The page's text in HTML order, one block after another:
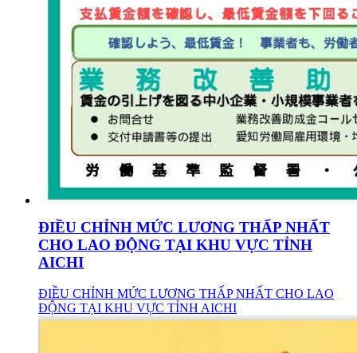
ĐIỀU CHỈNH MỨC LƯƠNG THẤP NHẤT
CHO LAO ĐỘNG TẠI KHU VỰC TỈNH
AICHI
ĐIỀU CHỈNH MỨC LƯƠNG THẤP NHẤT CHO LAO
ĐỘNG TẠI KHU VỰC TỈNH AICHI